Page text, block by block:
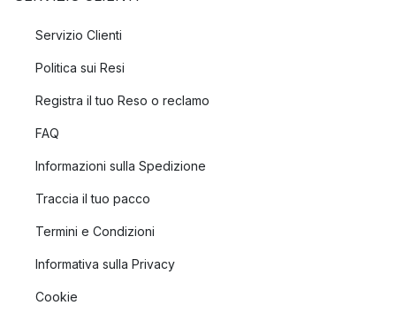
Servizio Clienti
Politica sui Resi
Registra il tuo Reso o reclamo
FAQ
Informazioni sulla Spedizione
Traccia il tuo pacco
Termini e Condizioni
Informativa sulla Privacy
Cookie